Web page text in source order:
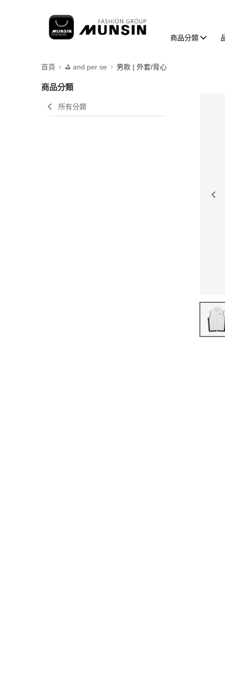
商品分類
首頁 ⛳️ and per se 男款 | 外套/背心
商品分類
所有分類